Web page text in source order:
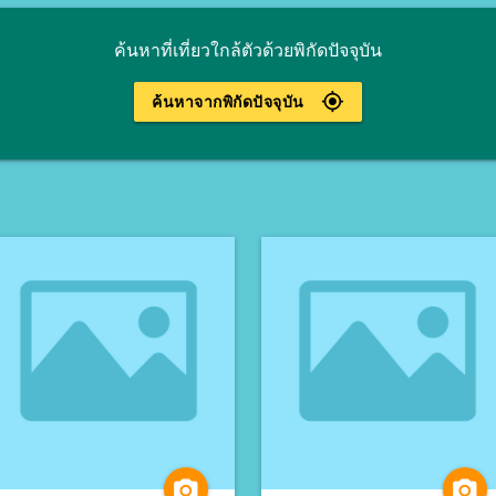
ค้นหาที่เที่ยวใกล้ตัวด้วยพิกัดปัจจุบัน
gps_fixed
ค้นหาจากพิกัดปัจจุบัน